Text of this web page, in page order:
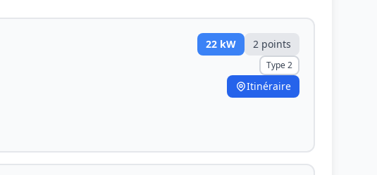
22 kW 2 points
Type 2
Itinéraire